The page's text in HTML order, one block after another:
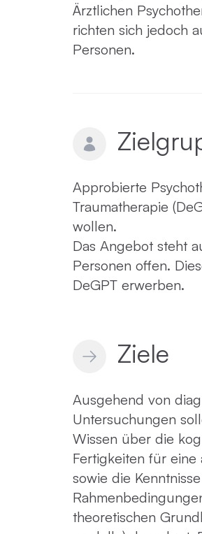
Ärztlichen
richten sich jedoch
Personen.
Approbierte
Traumatherapie
wollen.
Das Angebot steht
Personen offen.
DeGPT erwerben.
Ziele
Ausgehend von
Untersuchungen
Wissen über die
Fertigkeiten für eine
sowie die
theoretischen